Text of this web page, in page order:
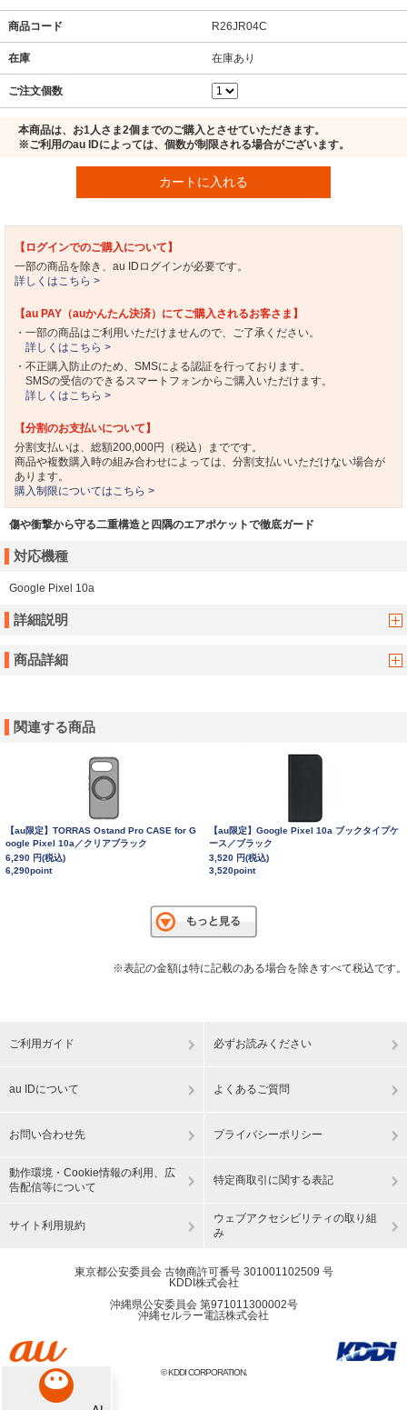
商品コード R26JR04C
在庫 在庫あり
ご注文個数
本商品は、お1人さま2個までのご購入とさせていただきます。
※ご利用のau IDによっては、個数が制限される場合がございます。
カートに入れる
【ログインでのご購入について】
一部の商品を除き、au IDログインが必要です。
詳しくはこちら >
【au PAY（auかんたん決済）にてご購入されるお客さま】
・一部の商品はご利用いただけませんので、ご了承ください。
詳しくはこちら >
・不正購入防止のため、SMSによる認証を行っております。
SMSの受信のできるスマートフォンからご購入いただけます。
詳しくはこちら >
【分割のお支払いについて】
分割支払いは、総額200,000円（税込）までです。
商品や複数購入時の組み合わせによっては、分割支払いいただけない場合が
あります。
購入制限についてはこちら >
傷や衝撃から守る二重構造と四隅のエアポケットで徹底ガード
対応機種
Google Pixel 10a
詳細説明
商品詳細
関連する商品
【au限定】TORRAS Ostand Pro CASE for G
oogle Pixel 10a／クリアブラック
6,290 円(税込)
6,290point
【au限定】Google Pixel 10a ブックタイプケ
ース／ブラック
3,520 円(税込)
3,520point
※表記の金額は特に記載のある場合を除きすべて税込です。
ご利用ガイド 必ずお読みください
au IDについて よくあるご質問
お問い合わせ先 プライバシーポリシー
動作環境・Cookie情報の利用、広
告配信等について
特定商取引に関する表記
サイト利用規約
ウェブアクセシビリティの取り組
み
東京都公安委員会 古物商許可番号 301001102509 号
KDDI株式会社
沖縄県公安委員会 第971011300002号
沖縄セルラー電話株式会社
© KDDI CORPORATION.